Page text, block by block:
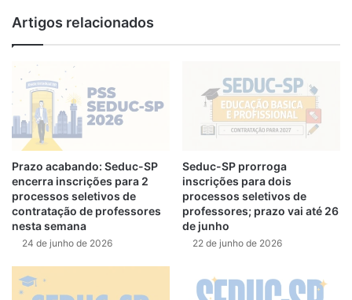
Artigos relacionados
Prazo acabando: Seduc-SP
encerra inscrições para 2
processos seletivos de
contratação de professores
nesta semana
24 de junho de 2026
Seduc-SP prorroga
inscrições para dois
processos seletivos de
professores; prazo vai até 26
de junho
22 de junho de 2026